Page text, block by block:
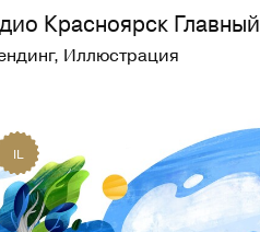
Красноярск Главный
, Иллюстрация
IL